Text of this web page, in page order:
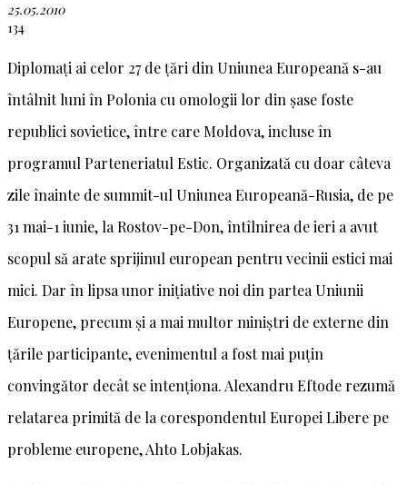
25.05.2010
134
Diplomați ai celor 27 de țări din Uniunea Europeană s-au
întâlnit luni în Polonia cu omologii lor din șase foste
republici sovietice, între care Moldova, incluse în
programul Parteneriatul Estic. Organizată cu doar câteva
zile înainte de summit-ul Uniunea Europeană-Rusia, de pe
31 mai-1 iunie, la Rostov-pe-Don, întîlnirea de ieri a avut
scopul să arate sprijinul european pentru vecinii estici mai
mici. Dar în lipsa unor inițiative noi din partea Uniunii
Europene, precum și a mai multor miniștri de externe din
țările participante, evenimentul a fost mai puțin
convingător decât se intenționa. Alexandru Eftode rezumă
relatarea primită de la corespondentul Europei Libere pe
probleme europene, Ahto Lobjakas.